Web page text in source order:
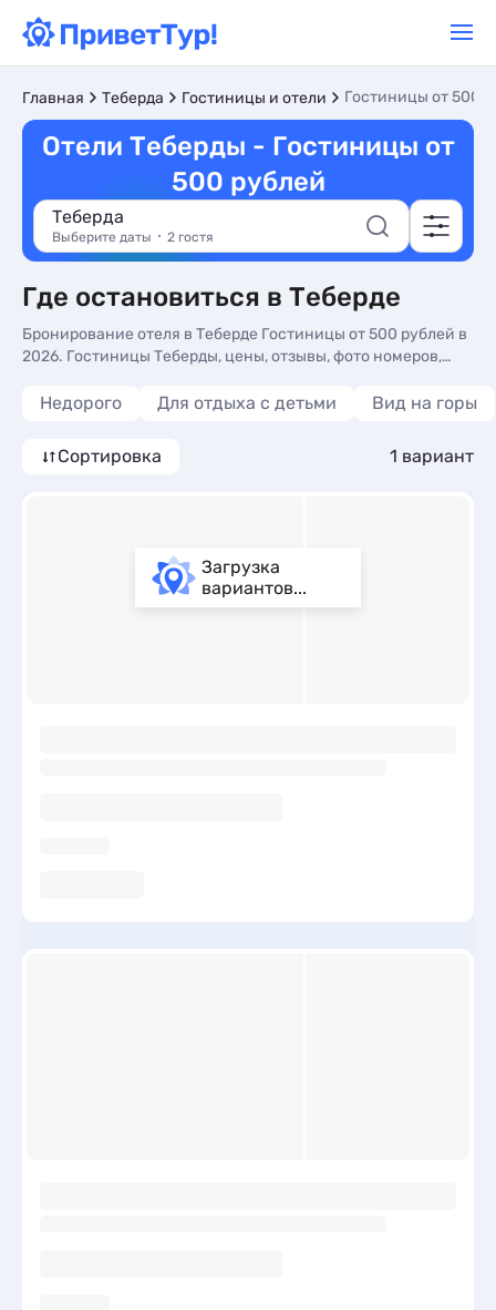
Главная Теберда Гостиницы и отели Гостиницы от 500
Отели Теберды - Гостиницы от
500 рублей
Теберда
Выберите даты 2 гостя
Где остановиться в Теберде
Бронирование отеля в Теберде Гостиницы от 500 рублей в
2026. Гостиницы Теберды, цены, отзывы, фото номеров,
Недорого Для отдыха с детьми Вид на горы
Сортировка 1 вариант
Загрузка
вариантов...